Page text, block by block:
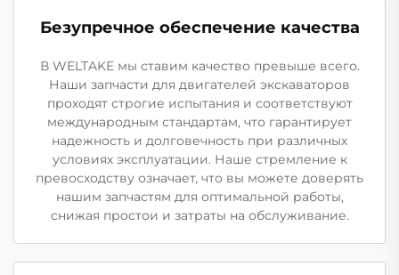
Безупречное обеспечение качества
В WELTAKE мы ставим качество превыше всего.
Наши запчасти для двигателей экскаваторов
проходят строгие испытания и соответствуют
международным стандартам, что гарантирует
надежность и долговечность при различных
условиях эксплуатации. Наше стремление к
превосходству означает, что вы можете доверять
нашим запчастям для оптимальной работы,
снижая простои и затраты на обслуживание.